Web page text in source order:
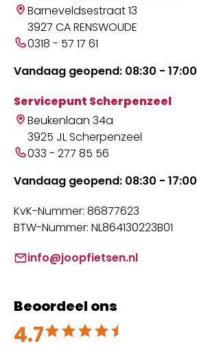
Barneveldsestraat 13
3927 CA RENSWOUDE
0318 - 57 17 61
Vandaag geopend: 08:30 - 17:00
Servicepunt Scherpenzeel
Beukenlaan 34a
3925 JL Scherpenzeel
033 - 277 85 56
Vandaag geopend: 08:30 - 17:00
KvK-Nummer: 86877623
BTW-Nummer: NL864130223B01
info@joopfietsen.nl
Beoordeel ons
4.7
Beoordeeld met 4.7 uit 5